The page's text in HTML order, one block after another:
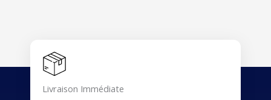
Livraison Immédiate